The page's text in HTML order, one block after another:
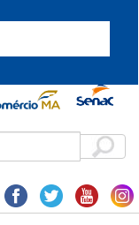
de bens,